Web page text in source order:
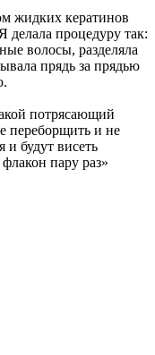
жидких кератинов
делала процедуру так:
волосы, разделяла
прядь за прядью
потрясающий
переборщить и не
и будут висеть
пару раз»